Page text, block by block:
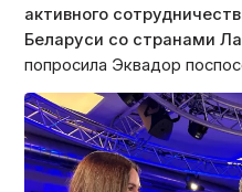
активного
Беларуси со странами
попросила Эквадор